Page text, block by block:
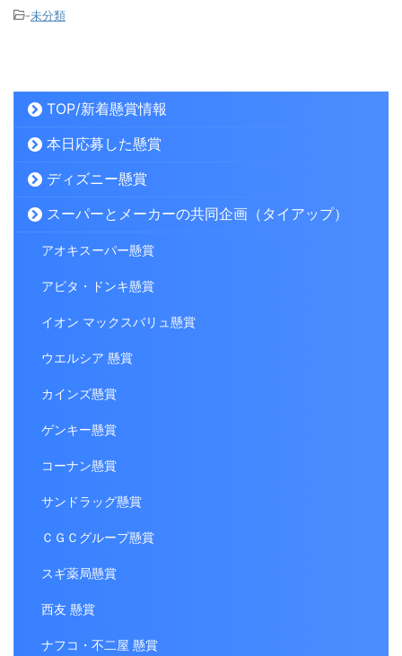
-未分類
TOP/新着懸賞情報
本日応募した懸賞
ディズニー懸賞
スーパーとメーカーの共同企画（タイアップ）
アオキスーパー懸賞
アピタ・ドンキ懸賞
イオン マックスバリュ懸賞
ウエルシア 懸賞
カインズ懸賞
ゲンキー懸賞
コーナン懸賞
サンドラッグ懸賞
ＣＧＣグループ懸賞
スギ薬局懸賞
西友 懸賞
ナフコ・不二屋 懸賞